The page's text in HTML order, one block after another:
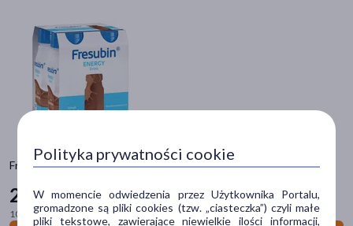
Fresubin Energy Drink, płyn o smaku czekolady, 4 x 200 ml
24 99 zł
100 ml = 3,12 zł
ActivLab Pharma
Activlab(3)
Anamix(4)
pokaż więcej
Polityka prywatności cookie
W momencie odwiedzenia przez Użytkownika Portalu,
gromadzone są pliki cookies (tzw. „ciasteczka”) czyli małe
pliki tekstowe, zawierające niewielkie ilości informacji,